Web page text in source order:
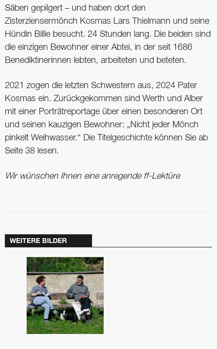
Säben gepilgert – und haben dort den
Zisterziensermönch Kosmas Lars Thielmann und seine
Hündin Billie besucht. 24 Stunden lang. Die beiden sind
die einzigen Bewohner einer Abtei, in der seit 1686
Benediktinerinnen lebten, arbeiteten und beteten.
2021 zogen die letzten Schwestern aus, 2024 Pater
Kosmas ein. Zurückgekommen sind Werth und Alber
mit einer Porträtreportage über einen besonderen Ort
und seinen kauzigen Bewohner: „Nicht jeder Mönch
pinkelt Weihwasser.“ Die Titelgeschichte können Sie ab
Seite 38 lesen.
Wir wünschen Ihnen eine anregende ff-Lektüre
WEITERE BILDER